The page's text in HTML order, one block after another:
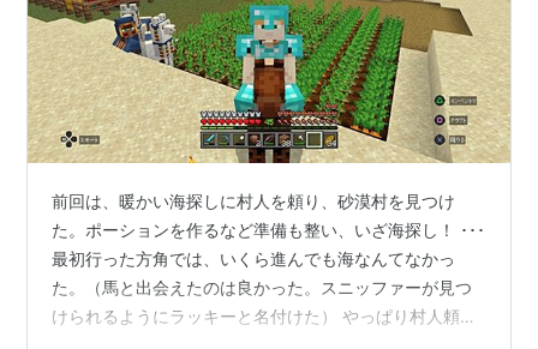
前回は、暖かい海探しに村人を頼り、砂漠村を見つけ
た。ポーションを作るなど準備も整い、いざ海探し！ ･･･
最初行った方角では、いくら進んでも海なんてなかっ
た。（馬と出会えたのは良かった。スニッファーが見つ
けられるようにラッキーと名付けた） やっぱり村人頼み